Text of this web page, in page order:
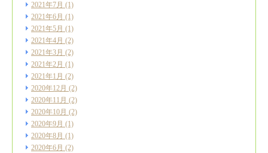
2021年7月 (1)
2021年6月 (1)
2021年5月 (1)
2021年4月 (2)
2021年3月 (2)
2021年2月 (1)
2021年1月 (2)
2020年12月 (2)
2020年11月 (2)
2020年10月 (2)
2020年9月 (1)
2020年8月 (1)
2020年6月 (2)